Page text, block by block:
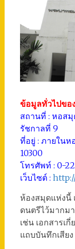
ข้อมูลทั่วไปขอ
สถานที่ : หอสมุ
รัชกาลที่ 9
ที่อยู่ : ภายในห
10300
โทรศัพท์ : 0-
เว็บไซต์ :
ห้องสมุดแห่งนี้
ดนตรีไว้มากม
เช่น เอกสารเ
แถบบันทึกเสียง